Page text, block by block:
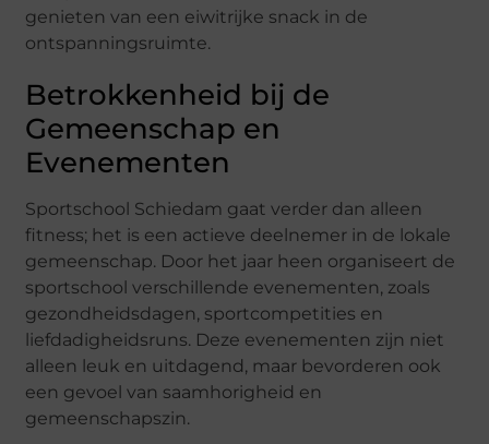
genieten van een eiwitrijke snack in de
ontspanningsruimte.
Betrokkenheid bij de
Gemeenschap en
Evenementen
Sportschool Schiedam gaat verder dan alleen
fitness; het is een actieve deelnemer in de lokale
gemeenschap. Door het jaar heen organiseert de
sportschool verschillende evenementen, zoals
gezondheidsdagen, sportcompetities en
liefdadigheidsruns. Deze evenementen zijn niet
alleen leuk en uitdagend, maar bevorderen ook
een gevoel van saamhorigheid en
gemeenschapszin.